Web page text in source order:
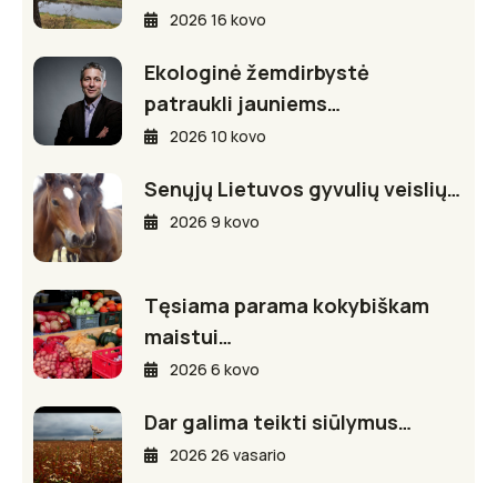
2026 16 kovo
Ekologinė žemdirbystė
patraukli jauniems…
2026 10 kovo
Senųjų Lietuvos gyvulių veislių…
2026 9 kovo
Tęsiama parama kokybiškam
maistui…
2026 6 kovo
Dar galima teikti siūlymus…
2026 26 vasario